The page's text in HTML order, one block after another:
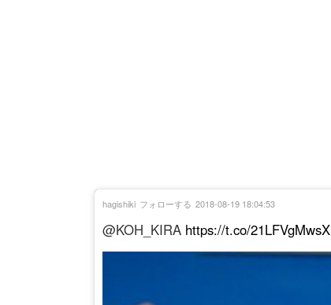
@KOH_KIRA https://t.co/21LFVgMwsX
hagishiki フォローする 2018-08-19 18:04:53